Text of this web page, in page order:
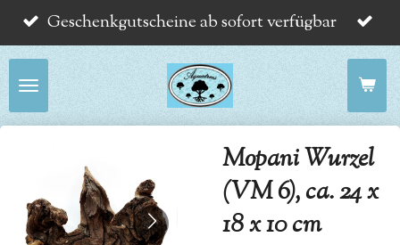
Zum
Hauptinhalt
springen
Geschenkgutscheine ab sofort verfügbar
Mopani Wurzel
(VM 6), ca. 24 x
18 x 10 cm